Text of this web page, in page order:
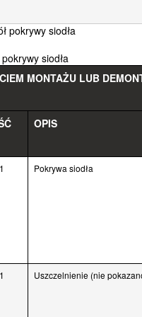
pokrywy siodła
siodła
MONTAŻU LUB
OPIS
1 Pokrywa siodła
1 Uszczelnienie (nie